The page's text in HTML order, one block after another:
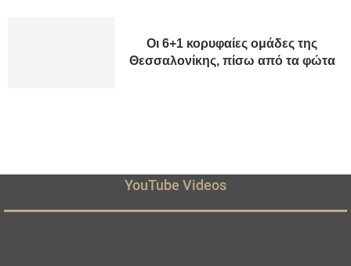
Οι 6+1 κορυφαίες ομάδες της
Θεσσαλονίκης, πίσω από τα φώτα
YouTube Videos